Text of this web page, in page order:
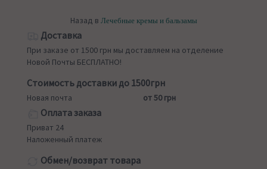
Назад в Лечебные кремы и бальзамы
Доставка
При заказе от 1500 грн мы доставляем на отделение
Новой Почты БЕСПЛАТНО!
Стоимость доставки до 1500грн
Новая почта от 50 грн
Оплата заказа
Приват 24
Наложенный платеж
Обмен/возврат товара